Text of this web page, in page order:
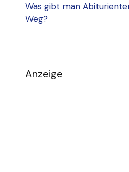
Was gibt man
Weg?
Anzeige